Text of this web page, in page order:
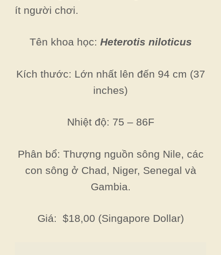
ít người chơi.
Tên khoa học: Heterotis niloticus
Kích thước: Lớn nhất lên đến 94 cm (37
inches)
Nhiệt độ: 75 – 86F
Phân bổ: Thượng nguồn sông Nile, các
con sông ở Chad, Niger, Senegal và
Gambia.
Giá: $18,00 (Singapore Dollar)